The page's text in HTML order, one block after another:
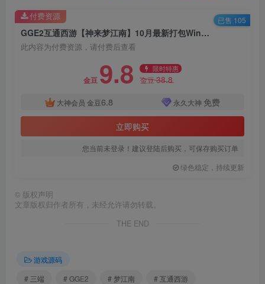
GGE2互通西游【神来梦江南】10月最新打包Win系服务端_详细搭建教程_全套源码_攻略_PC安卓苹果三端
此内容为付费资源，请付费后查看
金豆 9.8 限时特惠
金豆38.8
大神会员 金豆6.8 永久大神 免费
立即购买
您当前未登录！建议登陆后购买，可保存购买订单
绿色稳定，持续更新
付费资源 已售 105
© 版权声明
文章版权归作者所有，未经允许请勿转载。
THE END
游戏源码
# 三端
# GGE2 # 梦江南 # 互通西游